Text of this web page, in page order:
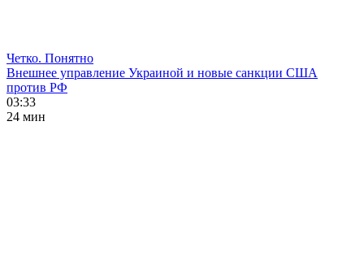
Четко. Понятно
Внешнее управление Украиной и новые санкции США
против РФ
03:33
24 мин